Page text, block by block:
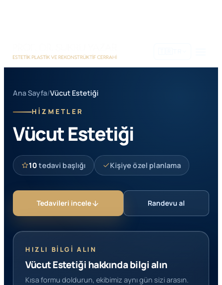
Ana Sayfa/Vücut Estetiği
HİZMETLER
Vücut Estetiği
10 tedavi başlığı Kişiye özel planlama
Tedavileri incele Randevu al
HIZLI BILGI ALIN
Vücut Estetiği hakkında bilgi alın
Kısa formu doldurun, ekibimiz aynı gün sizi arasın.